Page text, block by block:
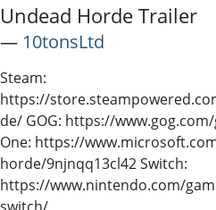
Undead Horde Trailer
― 10tonsLtd
Steam:
https://
de/ GOG: https://
One: https://
horde/9njnqq13cl42 Switch:
https://www.nintendo.com/